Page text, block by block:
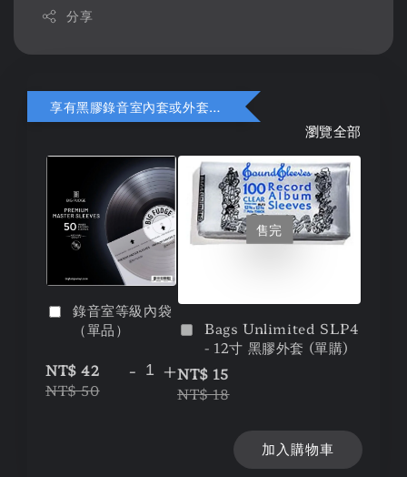
分享
享有黑膠錄音室內套或外套折扣
瀏覽全部
錄音室等級內袋
（單品）
NT$ 42
NT$ 50
- +
售完
Bags Unlimited SLP4
- 12寸 黑膠外套 (單購)
NT$ 15
NT$ 18
加入購物車